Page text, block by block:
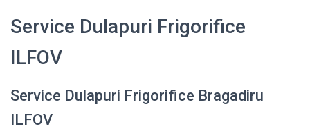
Service Dulapuri Frigorifice
ILFOV
Service Dulapuri Frigorifice Bragadiru
ILFOV